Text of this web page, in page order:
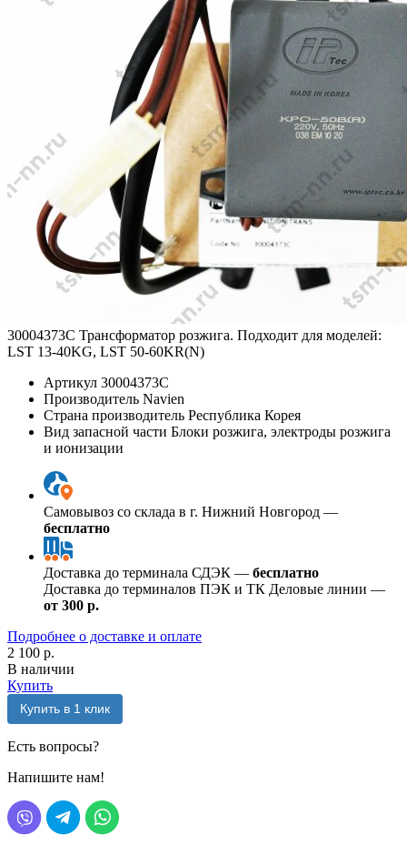
30004373C Трансформатор розжига. Подходит для моделей:
LST 13-40KG, LST 50-60KR(N)
Артикул 30004373C
Производитель Navien
Страна производитель Республика Корея
Вид запасной части Блоки розжига, электроды розжига
и ионизации
Самовывоз со склада в г. Нижний Новгород —
бесплатно
Доставка до терминала СДЭК — бесплатно
Доставка до терминалов ПЭК и ТК Деловые линии —
от 300 р.
Подробнее о доставке и оплате
2 100 р.
В наличии
Купить
Купить в 1 клик
Есть вопросы?
Напишите нам!